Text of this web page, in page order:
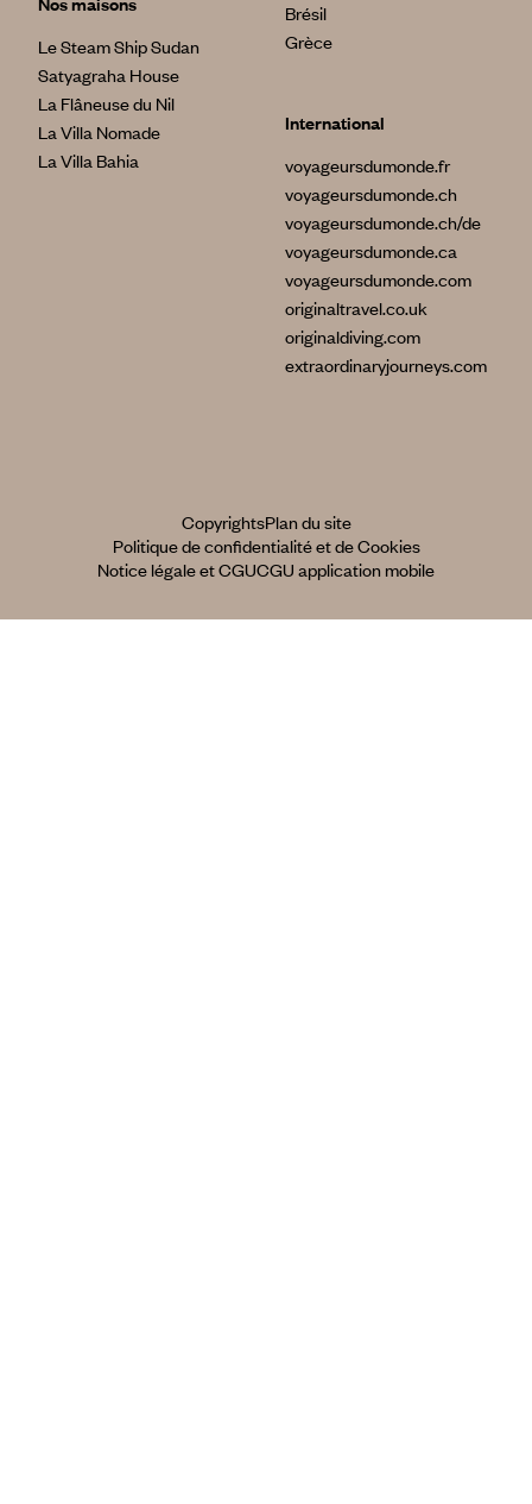
Le Steam Ship Sudan
Satyagraha House
La Flâneuse du Nil
La Villa Nomade
La Villa Bahia
Brésil
Grèce
International
voyageursdumonde.fr
voyageursdumonde.ch
voyageursdumonde.ch/de
voyageursdumonde.ca
voyageursdumonde.com
originaltravel.co.uk
originaldiving.com
extraordinaryjourneys.com
CopyrightsPlan du site
Politique de confidentialité et de Cookies
Notice légale et CGUCGU application mobile